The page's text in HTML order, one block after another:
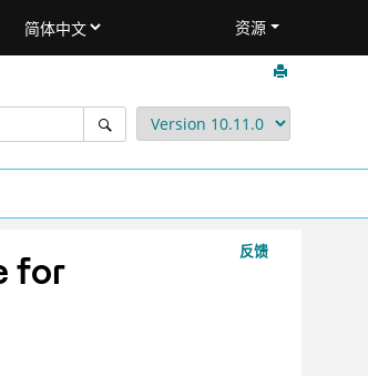
资源
反馈
for